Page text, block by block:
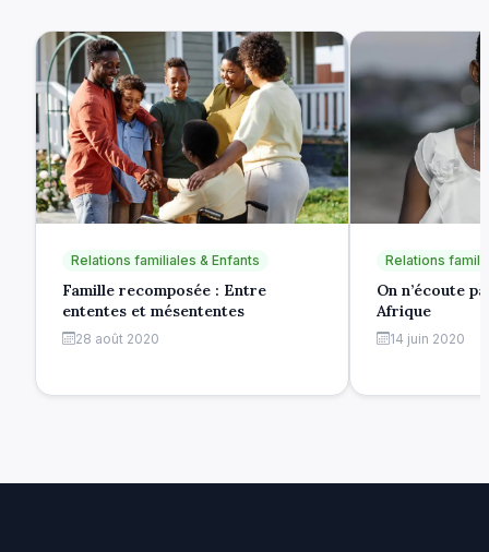
Relations familiales & Enfants
Famille recomposée : Entre
ententes et mésententes
28 août 2020
Relations
On n’écoute
Afrique
14 juin 2020